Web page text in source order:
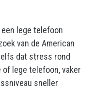
lege telefoon
van de American
dat stress rond
lege telefoon, vaker
sneller